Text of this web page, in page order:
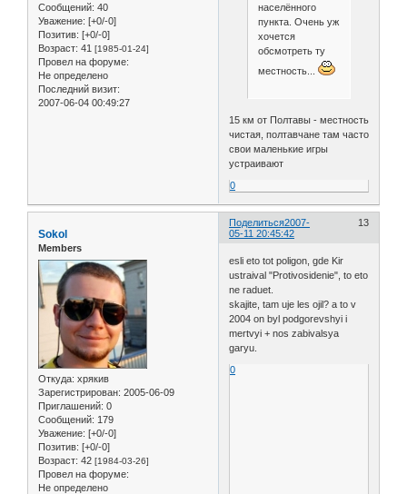
Сообщений: 40
Уважение: [+0/-0]
Позитив: [+0/-0]
Возраст: 41 [1985-01-24]
Провел на форуме:
Не определено
Последний визит:
2007-06-04 00:49:27
населённого
пункта. Очень уж
хочется
обсмотреть ту
местность...
15 км от Полтавы - местность
чистая, полтавчане там часто
свои маленькие игры
устраивают
0
Поделиться 13
2007-
05-11 20:45:42
Sokol
Members
Откуда: хрякив
Зарегистрирован: 2005-06-09
Приглашений: 0
Сообщений: 179
Уважение: [+0/-0]
Позитив: [+0/-0]
Возраст: 42 [1984-03-26]
Провел на форуме:
Не определено
esli eto tot poligon, gde Kir
ustraival "Protivosidenie", to eto
ne raduet.
skajite, tam uje les ojil? a to v
2004 on byl podgorevshyi i
mertvyi + nos zabivalsya
garyu.
0